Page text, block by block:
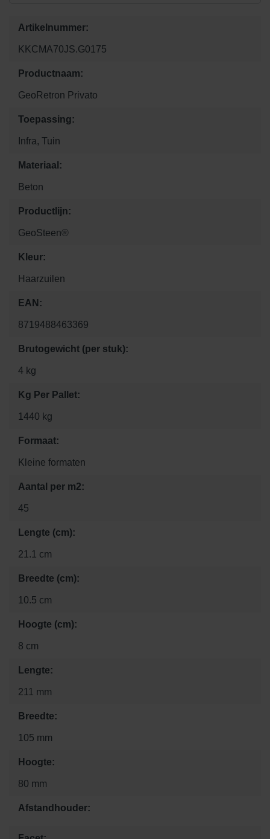
Artikelnummer:
KKCMA70JS.G0175
Productnaam:
GeoRetron Privato
Toepassing:
Infra, Tuin
Materiaal:
Beton
Productlijn:
GeoSteen®
Kleur:
Haarzuilen
EAN:
8719488463369
Brutogewicht (per stuk):
4 kg
Kg Per Pallet:
1440 kg
Formaat:
Kleine formaten
Aantal per m2:
45
Lengte (cm):
21.1 cm
Breedte (cm):
10.5 cm
Hoogte (cm):
8 cm
Lengte:
211 mm
Breedte:
105 mm
Hoogte:
80 mm
Afstandhouder: